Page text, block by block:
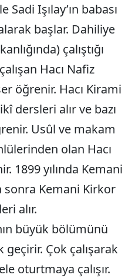
Samsun
Siirt
Sinop
Sivas
Tekirdağ
Trabzon
Tunceli
Uşak
Van
Işılay’ın babası
başlar. Dahiliye
çalıştığı
Hacı Nafiz
öğrenir. Hacı Kirami
dersleri alır ve bazı
Usûl ve makam
olan Hacı
1899 yılında Kemani
sonra Kemani Kirkor
alır.
büyük bölümünü
Çok çalışarak
oturtmaya çalışır.